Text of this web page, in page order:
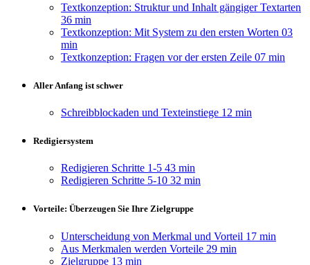
Textkonzeption: Struktur und Inhalt gängiger Textarten
36 min
Textkonzeption: Mit System zu den ersten Worten 03
min
Textkonzeption: Fragen vor der ersten Zeile 07 min
Aller Anfang ist schwer
Schreibblockaden und Texteinstiege 12 min
Redigiersystem
Redigieren Schritte 1-5 43 min
Redigieren Schritte 5-10 32 min
Vorteile: Überzeugen Sie Ihre Zielgruppe
Unterscheidung von Merkmal und Vorteil 17 min
Aus Merkmalen werden Vorteile 29 min
Zielgruppe 13 min